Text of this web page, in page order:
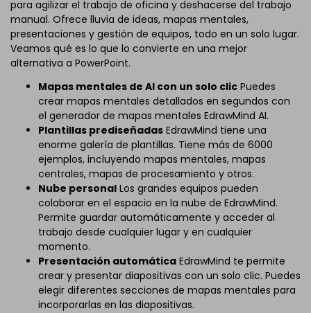
para agilizar el trabajo de oficina y deshacerse del trabajo
manual. Ofrece lluvia de ideas, mapas mentales,
presentaciones y gestión de equipos, todo en un solo lugar.
Veamos qué es lo que lo convierte en una mejor
alternativa a PowerPoint.
Mapas mentales de AI con un solo clic Puedes
crear mapas mentales detallados en segundos con
el generador de mapas mentales EdrawMind AI.
Plantillas prediseñadas EdrawMind tiene una
enorme galería de plantillas. Tiene más de 6000
ejemplos, incluyendo mapas mentales, mapas
centrales, mapas de procesamiento y otros.
Nube personal Los grandes equipos pueden
colaborar en el espacio en la nube de EdrawMind.
Permite guardar automáticamente y acceder al
trabajo desde cualquier lugar y en cualquier
momento.
Presentación automática EdrawMind te permite
crear y presentar diapositivas con un solo clic. Puedes
elegir diferentes secciones de mapas mentales para
incorporarlas en las diapositivas.